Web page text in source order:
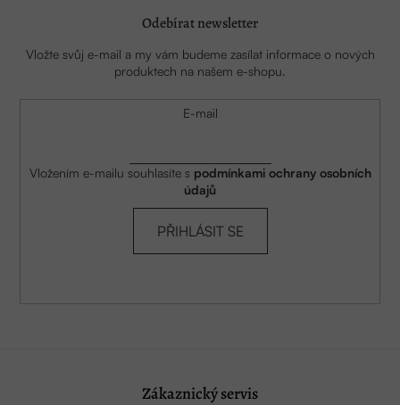
Odebírat newsletter
Vložte svůj e-mail a my vám budeme zasílat informace o nových
produktech na našem e-shopu.
E-mail
Vložením e-mailu souhlasíte s podmínkami ochrany osobních
údajů
PŘIHLÁSIT SE
Zákaznický servis